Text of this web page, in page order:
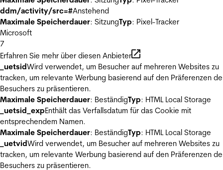
ddm/activity/src=#Anstehend
Maximale Speicherdauer: SitzungTyp: Pixel-Tracker
Microsoft
7
Erfahren Sie mehr über diesen Anbieter
_uetsidWird verwendet, um Besucher auf mehreren Websites zu
tracken, um relevante Werbung basierend auf den Präferenzen
Besuchers zu präsentieren.
Maximale Speicherdauer: BeständigTyp: HTML Local Storage
_uetsid_expEnthält das Verfallsdatum für das Cookie mit
entsprechendem Namen.
Maximale Speicherdauer: BeständigTyp: HTML Local Storage
_uetvidWird verwendet, um Besucher auf mehreren Websites zu
tracken, um relevante Werbung basierend auf den Präferenzen
Besuchers zu präsentieren.